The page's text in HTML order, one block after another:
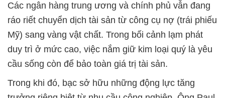
Các ngân hàng trung ương và chính phủ vẫn đang
ráo riết chuyển dịch tài sản từ công cụ nợ (trái phiếu
Mỹ) sang vàng vật chất. Trong bối cảnh lạm phát
duy trì ở mức cao, việc nắm giữ kim loại quý là yêu
cầu sống còn để bảo toàn giá trị tài sản.
Trong khi đó, bạc sở hữu những động lực tăng